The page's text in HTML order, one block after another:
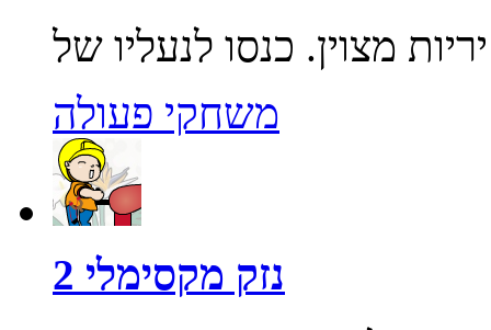
משחקי פעולה
נזק מקסימלי 2